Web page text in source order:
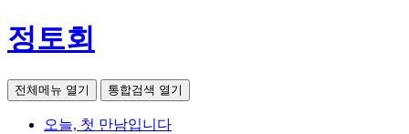
정토회
전체메뉴 열기 통합검색 열기
오늘, 첫 만남입니다